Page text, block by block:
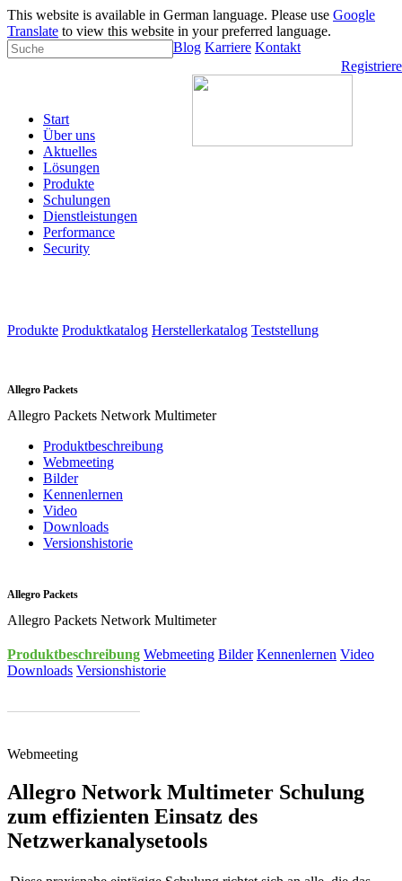
This website is available in German language. Please use Google
Translate to view this website in your preferred language.
Blog Karriere Kontakt
Start
Über uns
Aktuelles
Lösungen
Produkte
Schulungen
Dienstleistungen
Performance
Security
Produkte Produktkatalog Herstellerkatalog Teststellung
Allegro Packets
Allegro Packets Network Multimeter
Produktbeschreibung
Webmeeting
Bilder
Kennenlernen
Video
Downloads
Versionshistorie
Allegro Packets
Allegro Packets Network Multimeter
Produktbeschreibung Webmeeting Bilder Kennenlernen Video
Downloads Versionshistorie
Webmeeting
Allegro Network Multimeter Schulung
zum effizienten Einsatz des
Netzwerkanalysetools